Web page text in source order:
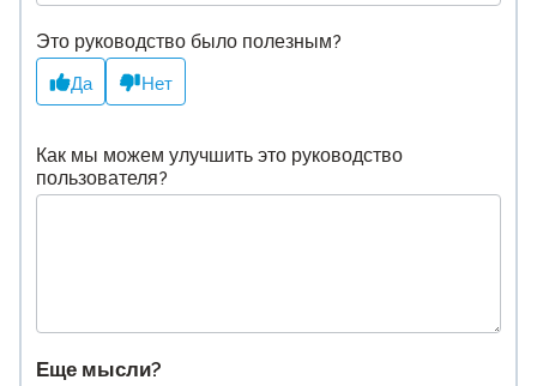
Это руководство было полезным?
Да Нет
Как мы можем улучшить это руководство
пользователя?
Еще мысли?